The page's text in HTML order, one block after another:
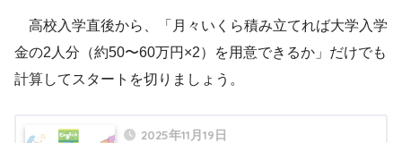
高校入学直後から、「月々いくら積み立てれば大学入学
金の2人分（約50〜60万円×2）を用意できるか」だけでも
計算してスタートを切りましょう。
2025年11月19日